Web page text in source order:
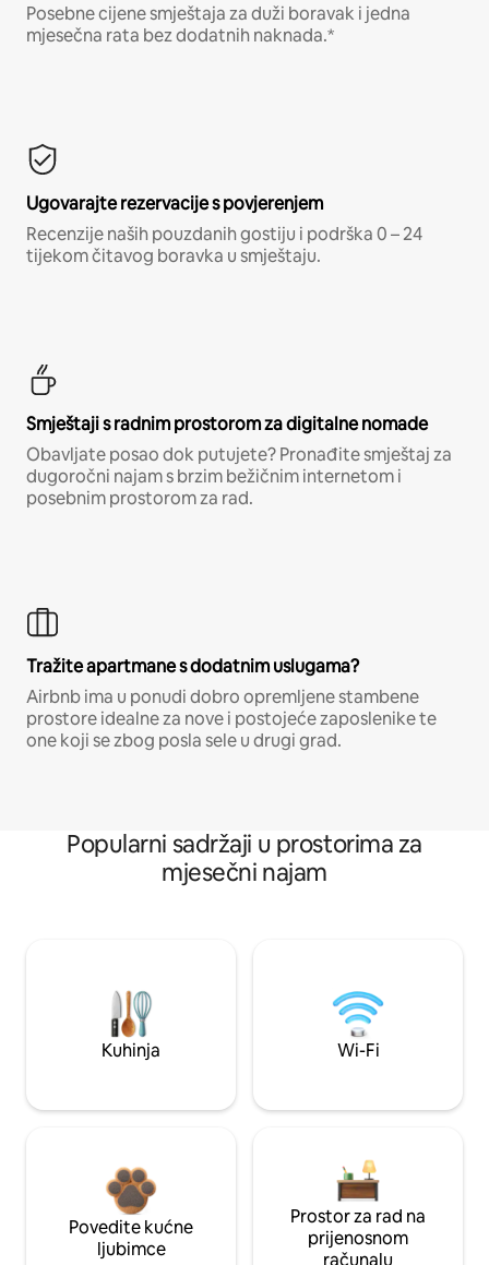
Posebne cijene smještaja za duži boravak i jedna
mjesečna rata bez dodatnih naknada.*
Ugovarajte rezervacije s povjerenjem
Recenzije naših pouzdanih gostiju i podrška 0 – 24
tijekom čitavog boravka u smještaju.
Smještaji s radnim prostorom za digitalne nomade
Obavljate posao dok putujete? Pronađite smještaj za
dugoročni najam s brzim bežičnim internetom i
posebnim prostorom za rad.
Tražite apartmane s dodatnim uslugama?
Airbnb ima u ponudi dobro opremljene stambene
prostore idealne za nove i postojeće zaposlenike te
one koji se zbog posla sele u drugi grad.
Popularni sadržaji u prostorima za
mjesečni najam
Kuhinja Wi-Fi
Povedite kućne
ljubimce
Prostor za rad na
prijenosnom
računalu